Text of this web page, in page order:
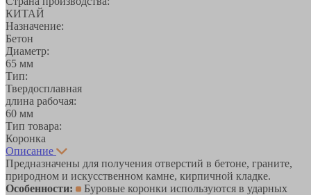
КИТАЙ
Назначение:
Бетон
Диаметр:
65 мм
Тип:
Твердосплавная
длина рабочая:
60 мм
Тип товара:
Коронка
Описание
Предназначены для получения отверстий в бетоне, граните,
природном и искусственном камне, кирпичной кладке.
Особенности:
Буровые коронки используются в ударных